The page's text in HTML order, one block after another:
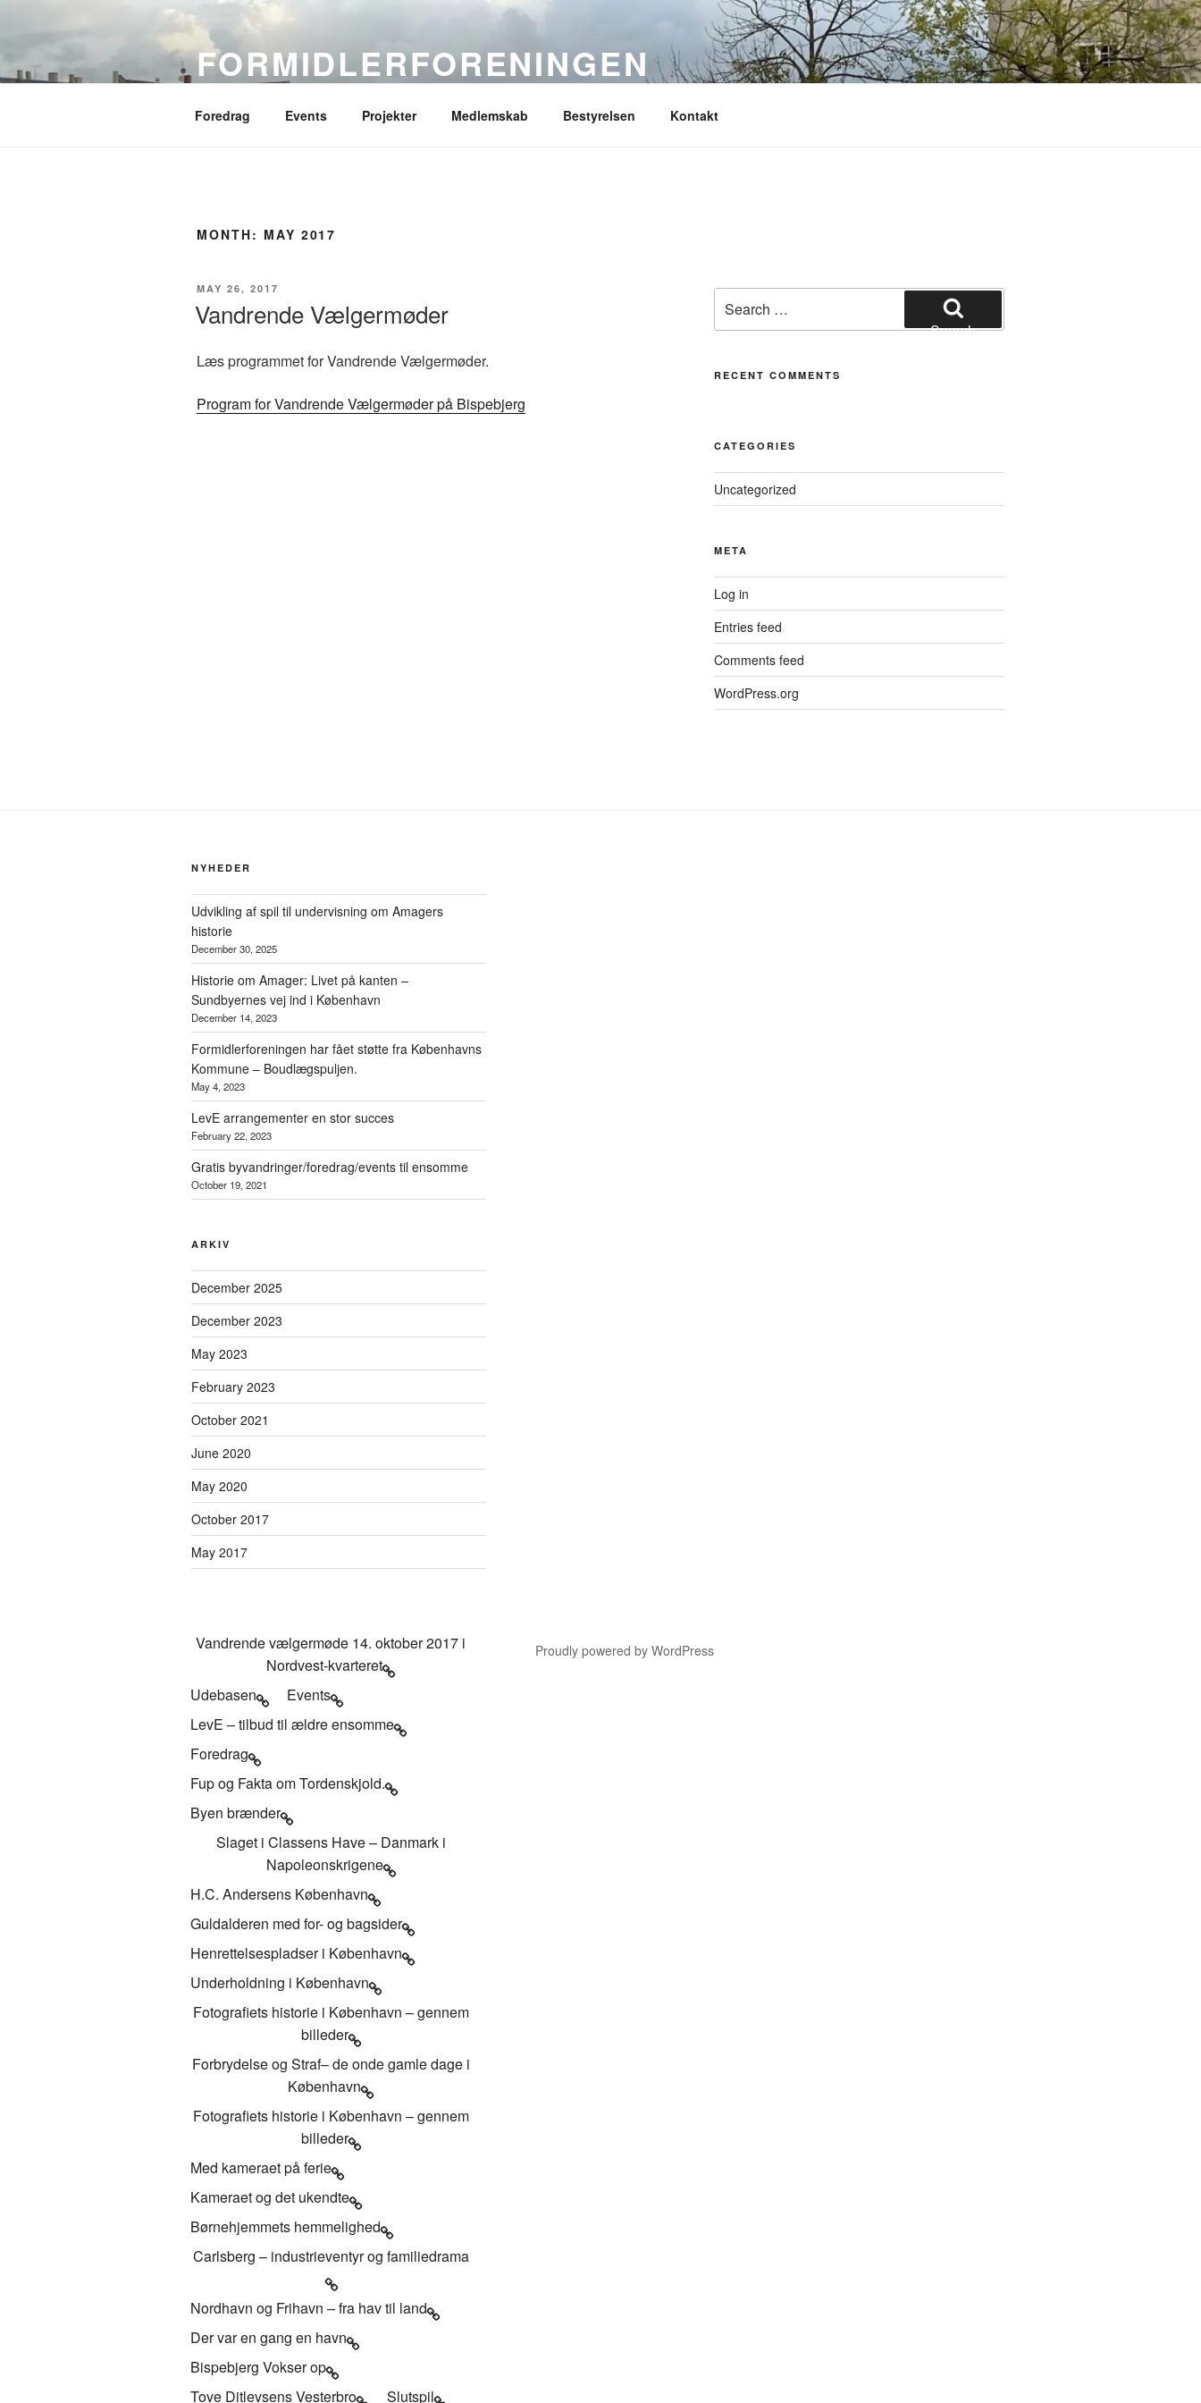
FORMIDLERFORENINGEN
Foredrag Events Projekter Medlemskab Bestyrelsen Kontakt
MONTH: MAY 2017
POSTED
MAY 26, 2017
Vandrende Vælgermøder
Læs programmet for Vandrende Vælgermøder.
Program for Vandrende Vælgermøder på Bispebjerg
for:
Search
RECENT COMMENTS
CATEGORIES
Uncategorized
META
Log in
Entries feed
Comments feed
WordPress.org
NYHEDER
Udvikling af spil til undervisning om Amagers
historie
December 30, 2025
Historie om Amager: Livet på kanten –
Sundbyernes vej ind i København
December 14, 2023
Formidlerforeningen har fået støtte fra Københavns
Kommune – Boudlægspuljen.
May 4, 2023
LevE arrangementer en stor succes
February 22, 2023
Gratis byvandringer/foredrag/events til ensomme
October 19, 2021
ARKIV
December 2025
December 2023
May 2023
February 2023
October 2021
June 2020
May 2020
October 2017
May 2017
Vandrende vælgermøde 14. oktober 2017 i
Nordvest-kvarteret
Udebasen
Events
LevE – tilbud til ældre ensomme
Foredrag
Fup og Fakta om Tordenskjold.
Byen brænder
Slaget i Classens Have – Danmark i
Napoleonskrigene
H.C. Andersens København
Guldalderen med for- og bagsider
Henrettelsespladser i København
Underholdning i København
Fotografiets historie i København – gennem
billeder
Forbrydelse og Straf– de onde gamle dage i
København
Fotografiets historie i København – gennem
billeder
Med kameraet på ferie
Kameraet og det ukendte
Børnehjemmets hemmelighed
Carlsberg – industrieventyr og familiedrama
Nordhavn og Frihavn – fra hav til land
Der var en gang en havn
Bispebjerg Vokser op
Tove Ditlevsens Vesterbro
Slutspil
Proudly powered by WordPress